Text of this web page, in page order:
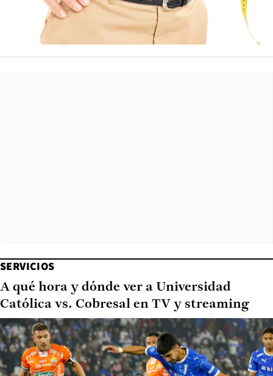
SERVICIOS
A qué hora y dónde ver a Universidad
Católica vs. Cobresal en TV y streaming